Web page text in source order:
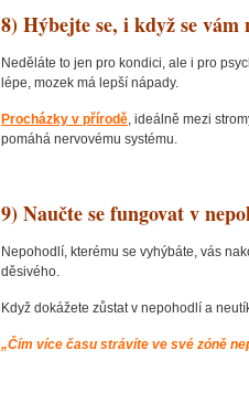
8) Hýbejte se, i když se vám
Neděláte to jen pro kondici, ale i pro
lépe, mozek má lepší nápady.
Procházky v přírodě, ideálně mezi
pomáhá nervovému systému.
9) Naučte se fungovat v
Nepohodlí, kterému se vyhýbáte, vás
děsivého.
Když dokážete zůstat v nepohodlí a
„Čím více času strávíte ve své zóně